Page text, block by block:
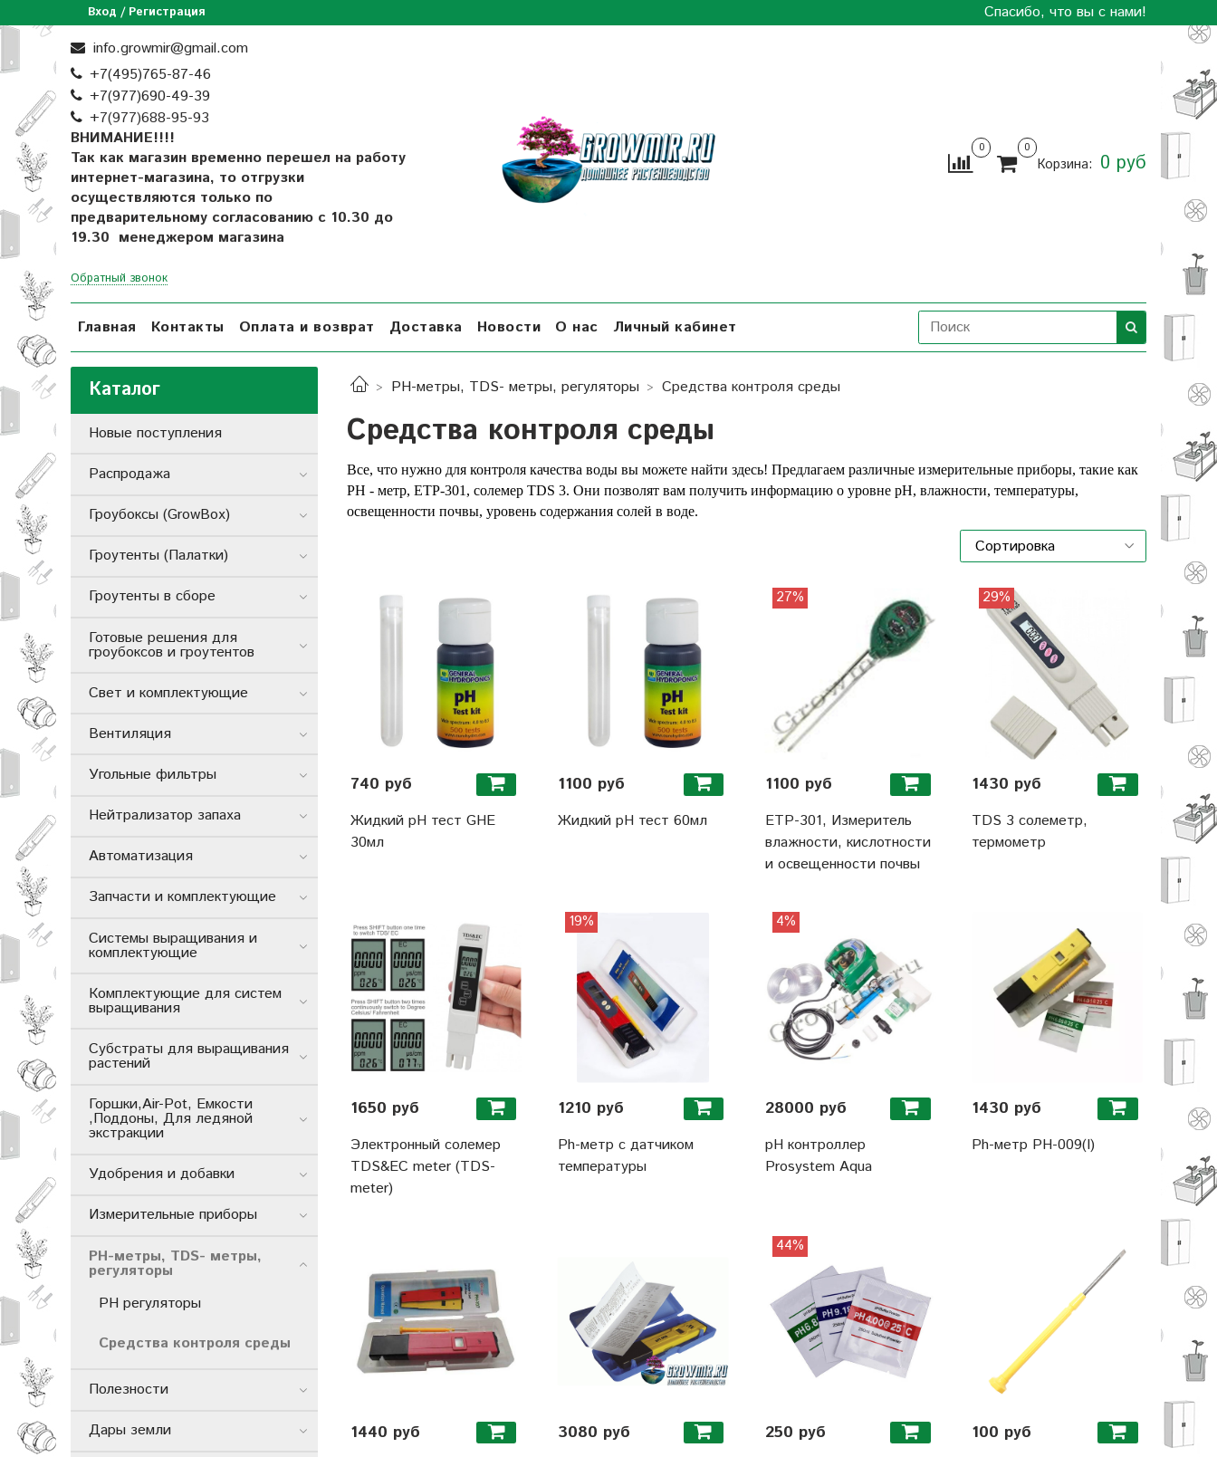
Вход / Регистрация
Спасибо, что вы с нами!
info.growmir@gmail.com
+7(495)765-87-46
+7(977)690-49-39
+7(977)688-95-93
ВНИМАНИЕ!!!!
Так как магазин временно перешел на работу
интернет-магазина, то отгрузки
осуществляются только по
предварительному согласованию с 10.30 до
19.30 менеджером магазина
Обратный звонок
0 0
Корзина: 0 руб
Главная Контакты Оплата и возврат Доставка Новости О нас Личный кабинет
РН-метры, TDS- метры, регуляторы Средства контроля среды
Средства контроля среды
Все, что нужно для контроля качества воды вы можете найти здесь! Предлагаем различные измерительные приборы, такие как
PH - метр, ЕТР-301, солемер TDS 3. Они позволят вам получить информацию о уровне pH, влажности, температуры,
освещенности почвы, уровень содержания солей в воде.
740 руб
Жидкий pH тест GHE
30мл
1100 руб
Жидкий pH тест 60мл
27%
1100 руб
ЕТР-301, Измеритель
влажности, кислотности
и освещенности почвы
29%
1430 руб
TDS 3 солеметр,
термометр
1650 руб
Электронный солемер
TDS&EC meter (TDS-
meter)
19%
1210 руб
Ph-метр с датчиком
температуры
4%
28000 руб
pH контроллер
Prosystem Aqua
1430 руб
Ph-метр PH-009(I)
1440 руб 3080 руб
44%
250 руб 100 руб
Каталог
Новые поступления
Распродажа
Гроубоксы (GrowBox)
Гроутенты (Палатки)
Гроутенты в сборе
Готовые решения для
гроубоксов и гроутентов
Свет и комплектующие
Вентиляция
Угольные фильтры
Нейтрализатор запаха
Автоматизация
Запчасти и комплектующие
Системы выращивания и
комплектующие
Комплектующие для систем
выращивания
Субстраты для выращивания
растений
Горшки,Air-Pot, Емкости
,Поддоны, Для ледяной
экстракции
Удобрения и добавки
Измерительные приборы
РН-метры, TDS- метры,
регуляторы
PH регуляторы
Средства контроля среды
Полезности
Дары земли